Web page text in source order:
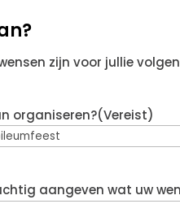
zijn voor jullie
organiseren?(Vereist)
aangeven wat uw